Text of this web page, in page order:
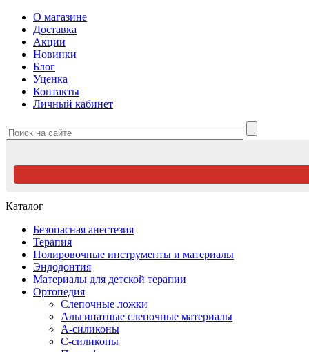
О магазине
Доставка
Акции
Новинки
Блог
Уценка
Контакты
Личный кабинет
Каталог
Безопасная анестезия
Терапия
Полировочные инструменты и материалы
Эндодонтия
Материалы для детской терапии
Ортопедия
Слепочные ложки
Альгинатные слепочные материалы
А-силиконы
С-силиконы